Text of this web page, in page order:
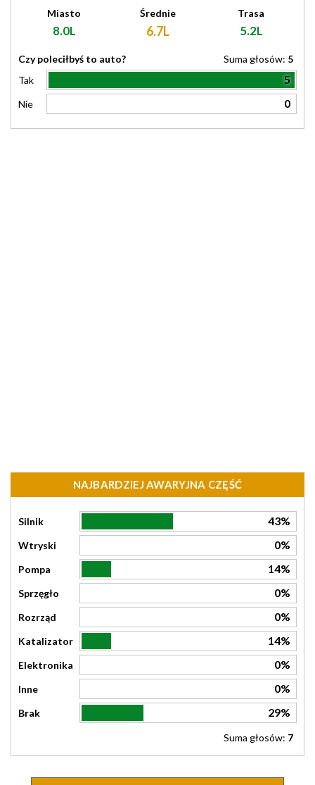
Miasto
8.0L
Średnie
6.7L
Trasa
5.2L
Czy poleciłbyś to auto? Suma głosów: 5
Tak
5
Nie 0
NAJBARDZIEJ AWARYJNA CZĘŚĆ
Silnik 43%
Wtryski 0%
Pompa 14%
Sprzęgło 0%
Rozrząd 0%
Katalizator 14%
Elektronika 0%
Inne 0%
Brak 29%
Suma głosów: 7